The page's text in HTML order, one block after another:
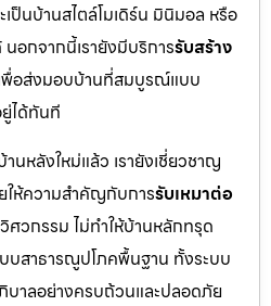
ป็นบ้านสไตล์โมเดิร์น มินิมอล หรือ
นอกจากนี้เรายังมีบริการรับสร้าง
พื่อส่งมอบบ้านที่สมบูรณ์แบบ
ได้ทันที
นหลังใหม่แล้ว เรายังเชี่ยวชาญ
ให้ความสำคัญกับการรับเหมาต่อ
วกรรม ไม่ทำให้บ้านหลักทรุด
บสาธารณูปโภคพื้นฐาน ทั้งระบบ
บาลอย่างครบถ้วนและปลอดภัย